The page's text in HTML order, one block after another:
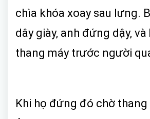
chìa khóa xoay sau lưng.
dây giày, anh đứng dậy,
thang máy trước người
Khi họ đứng đó chờ thang